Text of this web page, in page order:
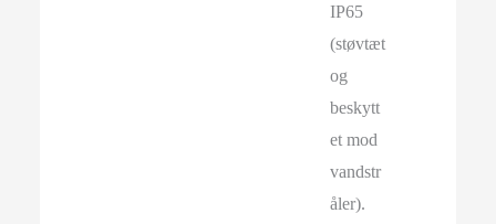
IP65
(støvtæt
og
beskytt
et mod
vandstr
åler).